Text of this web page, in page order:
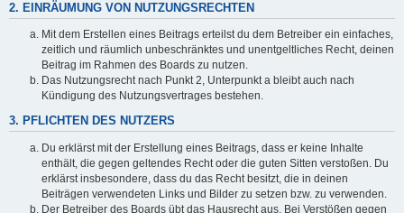
2. EINRÄUMUNG VON NUTZUNGSRECHTEN
Mit dem Erstellen eines Beitrags erteilst du dem Betreiber ein einfaches,
zeitlich und räumlich unbeschränktes und unentgeltliches Recht, deinen
Beitrag im Rahmen des Boards zu nutzen.
Das Nutzungsrecht nach Punkt 2, Unterpunkt a bleibt auch nach
Kündigung des Nutzungsvertrages bestehen.
3. PFLICHTEN DES NUTZERS
Du erklärst mit der Erstellung eines Beitrags, dass er keine Inhalte
enthält, die gegen geltendes Recht oder die guten Sitten verstoßen. Du
erklärst insbesondere, dass du das Recht besitzt, die in deinen
Beiträgen verwendeten Links und Bilder zu setzen bzw. zu verwenden.
Der Betreiber des Boards übt das Hausrecht aus. Bei Verstößen gegen